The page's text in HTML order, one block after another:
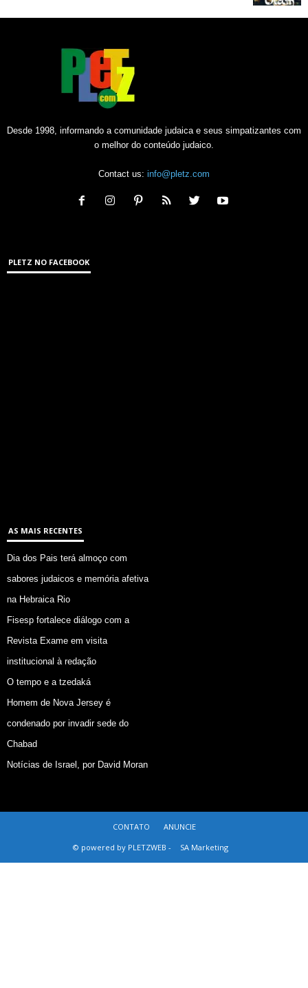
Desde 1998, informando a comunidade judaica e seus simpatizantes com
o melhor do conteúdo judaico.
Contact us: info@pletz.com
PLETZ NO FACEBOOK
AS MAIS RECENTES
Dia dos Pais terá almoço com
sabores judaicos e memória afetiva
na Hebraica Rio
Fisesp fortalece diálogo com a
Revista Exame em visita
institucional à redação
O tempo e a tzedaká
Homem de Nova Jersey é
condenado por invadir sede do
Chabad
Notícias de Israel, por David Moran
CONTATO
ANUNCIE
© powered by PLETZWEB -
SA Marketing